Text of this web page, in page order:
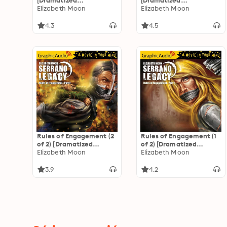
Adaptation]
Serrano Legacy 4
Elizabeth Moon
4.3
Adaptation]
Serrano Legacy 7
Elizabeth Moon
4.5
Rules of Engagement (2
of 2) [Dramatized
Adaptation]
Serrano Legacy 5
Elizabeth Moon
3.9
Rules of Engagement (1
of 2) [Dramatized
Adaptation]
Serrano Legacy 5
Elizabeth Moon
4.2